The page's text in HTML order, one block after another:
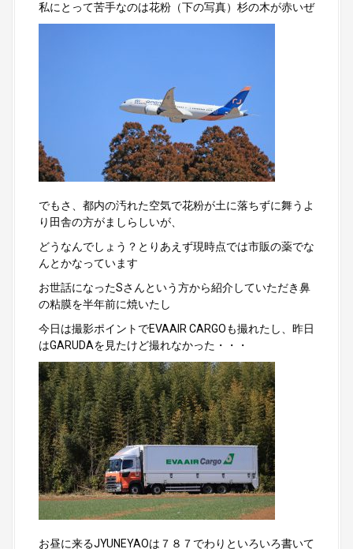
私にとって苦手なのは花粉（下の写真）杉の木が赤いぜ
でもさ、都内の汚れた空気で花粉が土に落ちずに舞うよ
り田舎の方がましらしいが、
どうなんでしょう？とりあえず現時点では市販の薬でな
んとかなっています
お世話になったSさんという方から紹介していただき鼻
の粘膜を半年前に焼いたし
今日は撮影ポイントでEVAAIR CARGOも撮れたし、昨日
はGARUDAを見たけど撮れなかった・・・
お昼に来るJYUNEYAOは７８７でわりといろいろ書いて